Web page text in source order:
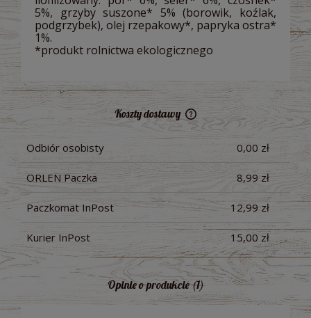
5%, grzyby suszone* 5% (borowik, koźlak,
podgrzybek), olej rzepakowy*, papryka ostra*
1%.
*produkt rolnictwa ekologicznego
Koszty dostawy
Cena nie zawiera ewentualnych kosztów płatności
Odbiór osobisty 0,00 zł
ORLEN Paczka 8,99 zł
Paczkomat InPost 12,99 zł
Kurier InPost 15,00 zł
Opinie o produkcie (1)